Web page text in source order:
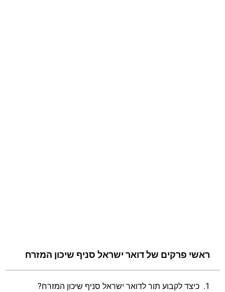
ראשי פרקים של דואר ישראל סניף שיכון המזרח
כיצד לקבוע תור לדואר ישראל סניף שיכון המזרח?